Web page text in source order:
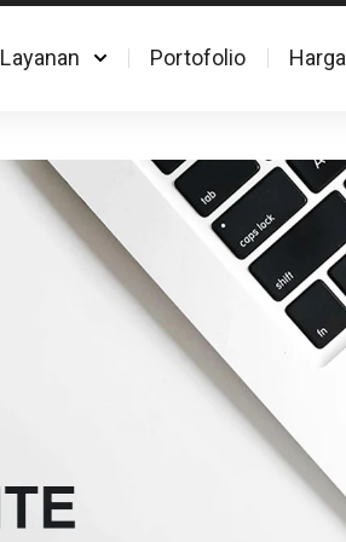
Layanan Portofolio Harga